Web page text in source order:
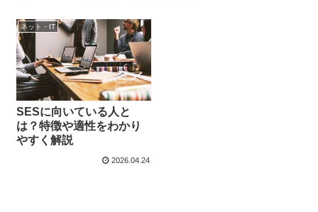
ネット・IT
SESに向いている人と
は？特徴や適性をわかり
やすく解説
2026.04.24